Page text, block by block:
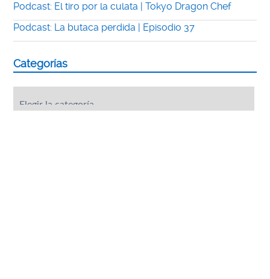
Podcast: El tiro por la culata | Tokyo Dragon Chef
Podcast: La butaca perdida | Episodio 37
Categorías